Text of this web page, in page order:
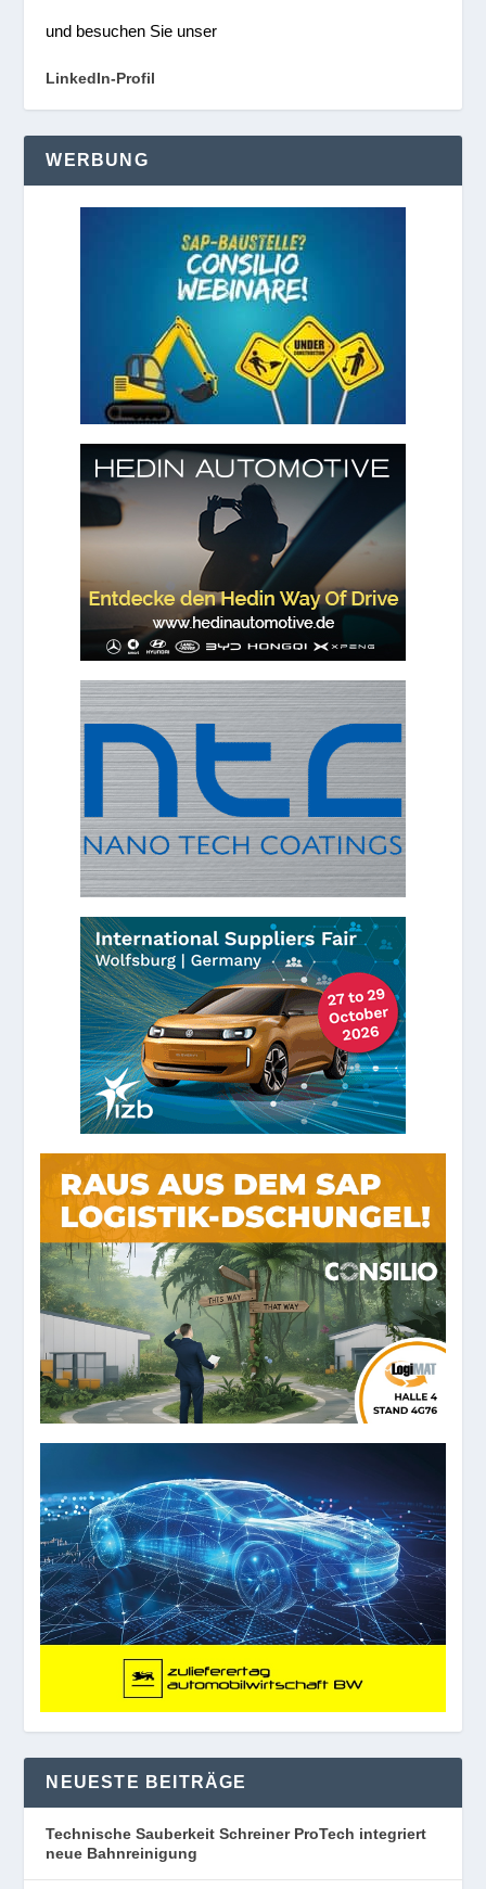
und besuchen Sie unser
LinkedIn-Profil
WERBUNG
NEUESTE BEITRÄGE
Technische Sauberkeit Schreiner ProTech integriert
neue Bahnreinigung